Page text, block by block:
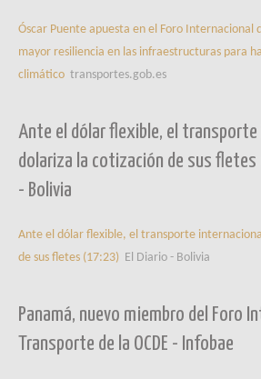
Óscar Puente apuesta en el Foro Internacional
mayor resiliencia en las infraestructuras para
climático transportes.gob.es
Ante el dólar flexible, el transporte
dolariza la cotización de sus fletes
- Bolivia
Ante el dólar flexible, el transporte
de sus fletes (17:23) El Diario - Bolivia
Panamá, nuevo miembro del Foro
Transporte de la OCDE - Infobae